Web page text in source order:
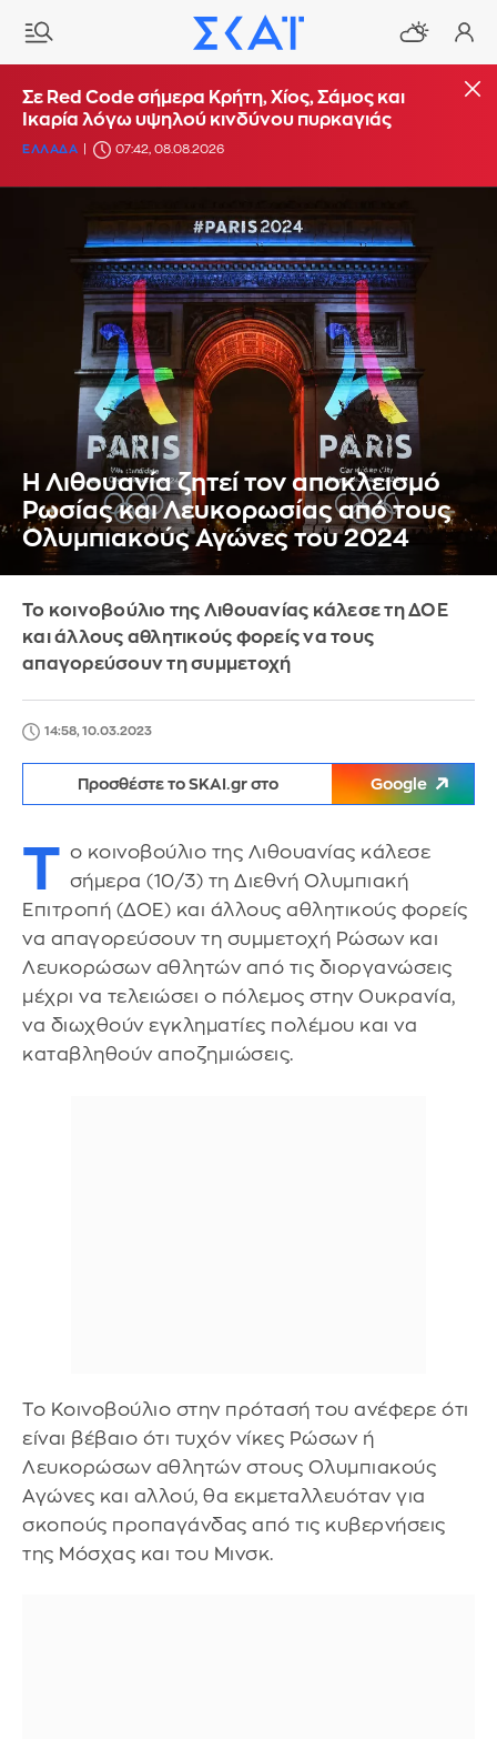
Σε Red Code σήμερα Κρήτη, Χίος, Σάμος και
Ικαρία λόγω υψηλού κινδύνου πυρκαγιάς
ΕΛΛΑΔΑ 07:42, 08.08.2026
Η Λιθουανία ζητεί τον αποκλεισμό
Ρωσίας και Λευκορωσίας από τους
Ολυμπιακούς Αγώνες του 2024
Το κοινοβούλιο της Λιθουανίας κάλεσε τη ΔΟΕ
και άλλους αθλητικούς φορείς να τους
απαγορεύσουν τη συμμετοχή
14:58, 10.03.2023
Προσθέστε το SKAI.gr στο Google
Τ ο κοινοβούλιο της Λιθουανίας κάλεσε
σήμερα (10/3) τη Διεθνή Ολυμπιακή
Επιτροπή (ΔΟΕ) και άλλους αθλητικούς φορείς
να απαγορεύσουν τη συμμετοχή Ρώσων και
Λευκορώσων αθλητών από τις διοργανώσεις
μέχρι να τελειώσει ο πόλεμος στην Ουκρανία,
να διωχθούν εγκληματίες πολέμου και να
καταβληθούν αποζημιώσεις.
Το Κοινοβούλιο στην πρότασή του ανέφερε ότι
είναι βέβαιο ότι τυχόν νίκες Ρώσων ή
Λευκορώσων αθλητών στους Ολυμπιακούς
Αγώνες και αλλού, θα εκμεταλλευόταν για
σκοπούς προπαγάνδας από τις κυβερνήσεις
της Μόσχας και του Μινσκ.